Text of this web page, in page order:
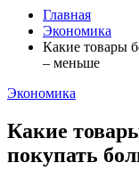
Главная
Экономика
Какие товары
– меньше
Экономика
Какие
покупать